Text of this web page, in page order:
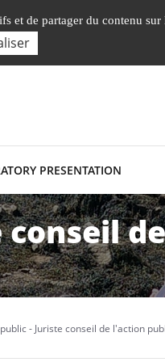
Instituts, Ecole
PRESENTATION
- Juriste conseil de l'action
et de partager du contenu sur